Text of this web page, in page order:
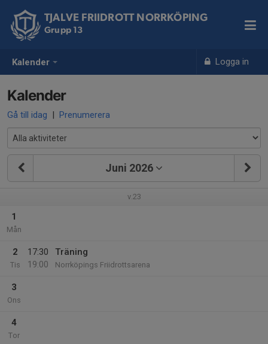
Kalender Logga in
TJALVE FRIIDROTT NORRKÖPING
Grupp 13
Kalender
Gå till idag | Prenumerera
Juni 2026
v.23
1
Mån
2
Tis
17:30
19:00
Träning
Norrköpings Friidrottsarena
3
Ons
4
Tor